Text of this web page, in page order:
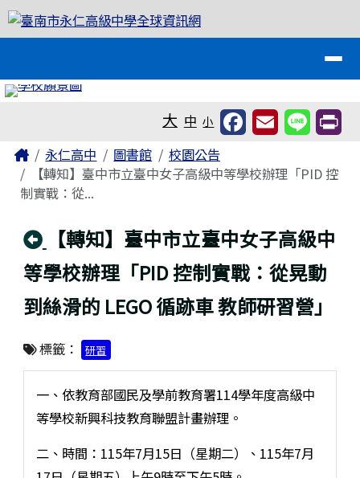
跳至主內容區
臺南市永仁高級中學全球資訊網
大 中 小
主內容區域
Home永仁高中 圖書館
校園公告
【轉知】臺中市立臺中女子高級中等學校辦理「PID 控
制實戰：從...
回上頁
【轉知】臺中市立臺中女子高級中
等學校辦理「PID 控制實戰：從晃動
到絲滑的 LEGO 循跡車 教師研習營」
標籤： 研習
一、依教育部國民及學前教育署114學年度高級中
等學校新興科技教育聯盟計畫辦理。
二、時間：115年7月15日（星期二）、115年7月
頁尾區域